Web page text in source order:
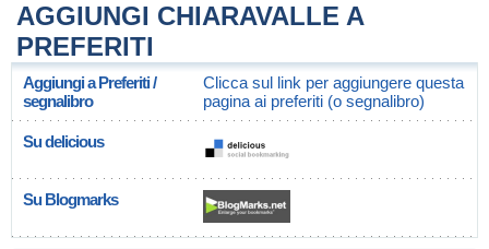
AGGIUNGI CHIARAVALLE A
PREFERITI
Aggiungi a Preferiti /
segnalibro
Clicca sul link per aggiungere questa
pagina ai preferiti (o segnalibro)
Su delicious
Su Blogmarks